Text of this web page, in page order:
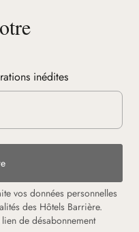
inédites
vos données personnelles
des Hôtels Barrière.
de désabonnement